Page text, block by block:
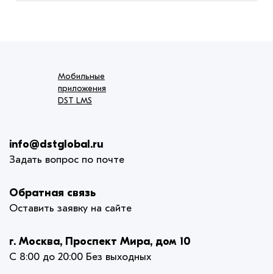
Мобильные
приложения
DST LMS
info@dstglobal.ru
Задать вопрос по почте
Обратная связь
Оставить заявку на сайте
г. Москва, Проспект Мира, дом 10
С 8:00 до 20:00 Без выходных